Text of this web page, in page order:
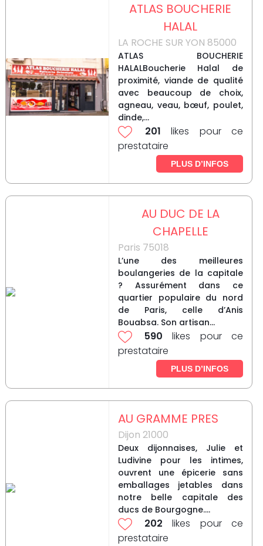
ATLAS BOUCHERIE
HALAL
LA ROCHE SUR YON 85000
ATLAS BOUCHERIE
HALALBoucherie Halal de
proximité, viande de qualité
avec beaucoup de choix,
agneau, veau, bœuf, poulet,
dinde,...
201 likes pour ce
prestataire
PLUS D’INFOS
AU DUC DE LA
CHAPELLE
Paris 75018
L’une des meilleures
boulangeries de la capitale
? Assurément dans ce
quartier populaire du nord
de Paris, celle d’Anis
Bouabsa. Son artisan...
590 likes pour ce
prestataire
PLUS D’INFOS
AU GRAMME PRES
Dijon 21000
Deux dijonnaises, Julie et
Ludivine pour les intimes,
ouvrent une épicerie sans
emballages jetables dans
notre belle capitale des
ducs de Bourgogne....
202 likes pour ce
prestataire